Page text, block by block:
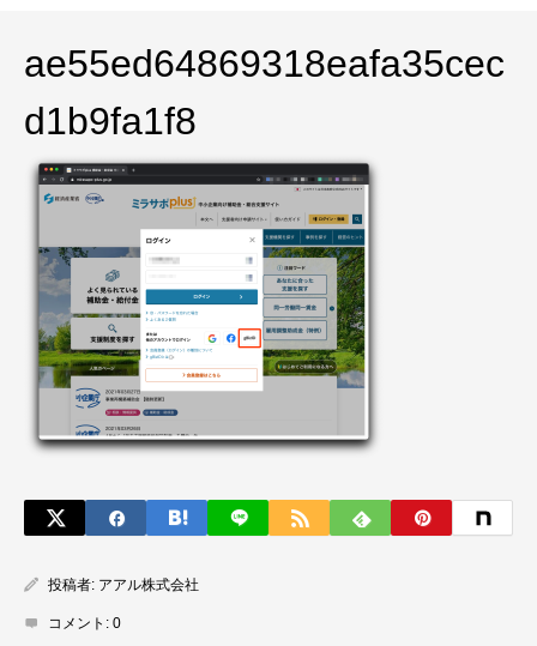
ae55ed64869318eafa35cec
d1b9fa1f8
投稿者: アアル株式会社
コメント: 0